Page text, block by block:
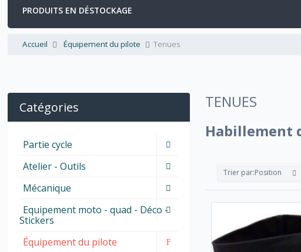
PRODUITS EN DÉSTOCKAGE
Accueil Équipement du pilote Tenues
TENUES
Habillement
Trier par:Position
Catégories
Partie cycle
Atelier - Outils
Mécanique
Equipement moto - quad - Déco -
Stickers
Équipement du pilote